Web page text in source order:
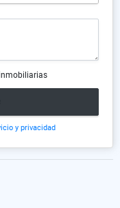
y privacidad